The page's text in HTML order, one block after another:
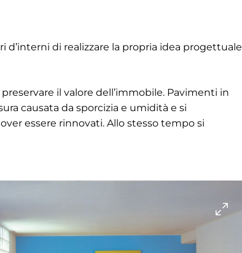
di realizzare la propria idea progettuale
il valore dell’immobile. Pavimenti in
causata da sporcizia e umidità e si
essere rinnovati. Allo stesso tempo si